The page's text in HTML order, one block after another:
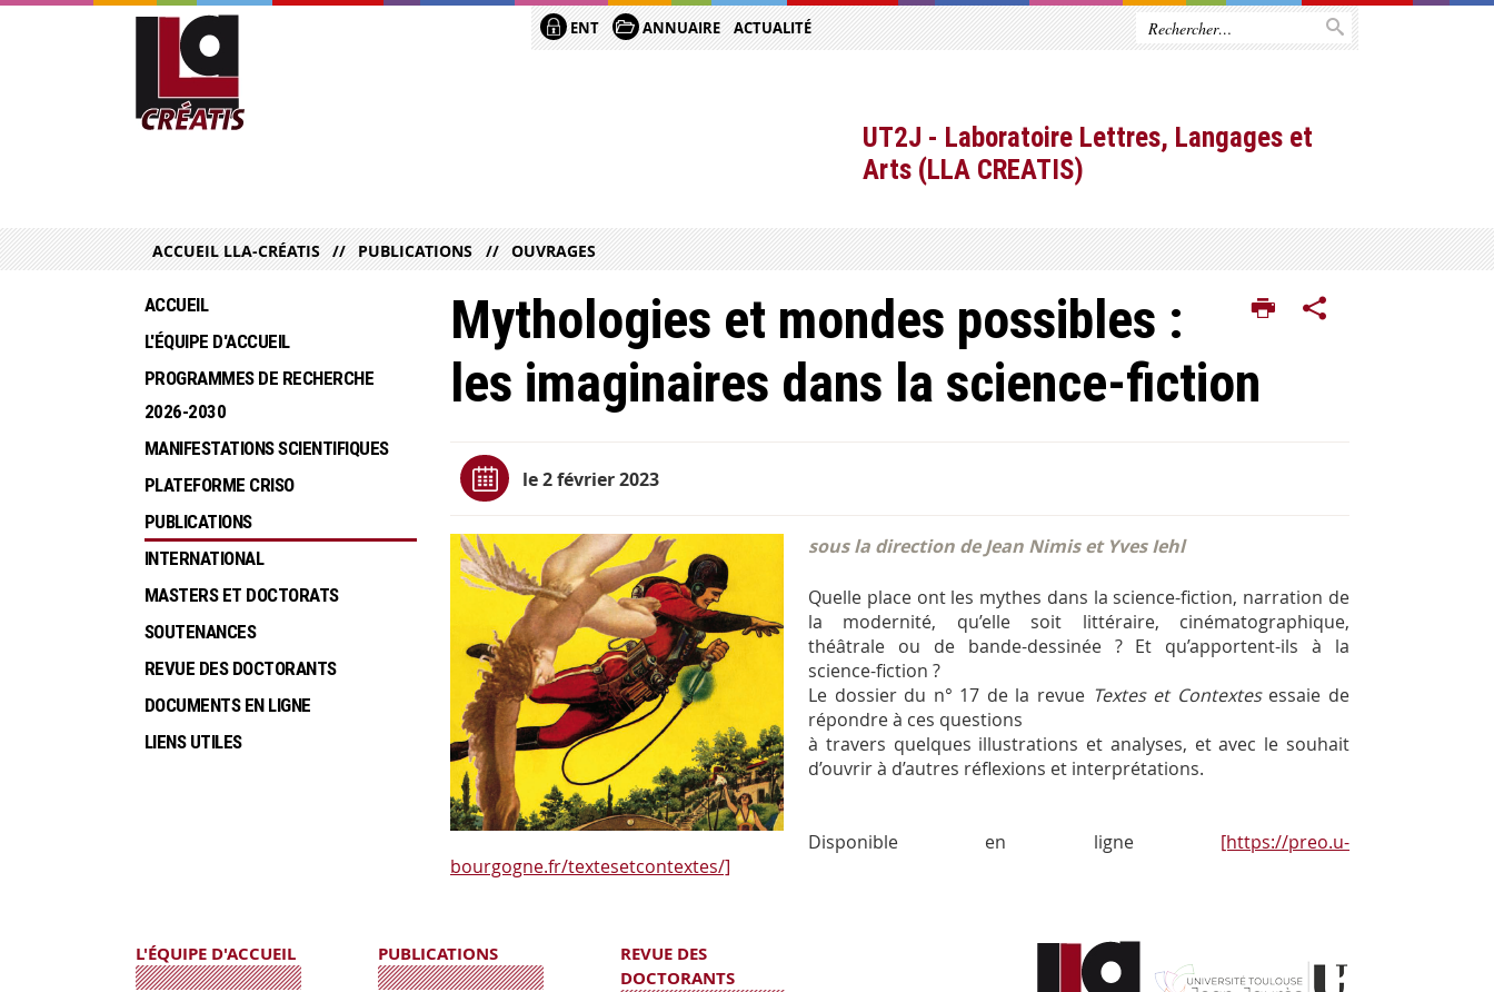
ENT ANNUAIRE ACTUALITÉ
UT2J - Laboratoire Lettres, Langages et
Arts (LLA CREATIS)
ACCUEIL LLA-CRÉATIS PUBLICATIONS OUVRAGES
Mythologies et mondes possibles :
les imaginaires dans la science-fiction
le 2 février 2023
sous la direction de Jean Nimis et Yves Iehl
Quelle place ont les mythes dans la science-fiction, narration de
la modernité, qu’elle soit littéraire, cinématographique,
théâtrale ou de bande-dessinée ? Et qu’apportent-ils à la
science-fiction ?
Le dossier du n° 17 de la revue Textes et Contextes essaie de
répondre à ces questions
à travers quelques illustrations et analyses, et avec le souhait
d’ouvrir à d’autres réflexions et interprétations.
Disponible en ligne [https://preo.u-
bourgogne.fr/textesetcontextes/]
ACCUEIL
L'ÉQUIPE D'ACCUEIL
PROGRAMMES DE RECHERCHE
2026-2030
MANIFESTATIONS SCIENTIFIQUES
PLATEFORME CRISO
PUBLICATIONS
INTERNATIONAL
MASTERS ET DOCTORATS
SOUTENANCES
REVUE DES DOCTORANTS
DOCUMENTS EN LIGNE
LIENS UTILES
L'ÉQUIPE D'ACCUEIL PUBLICATIONS
REVUE DES
DOCTORANTS